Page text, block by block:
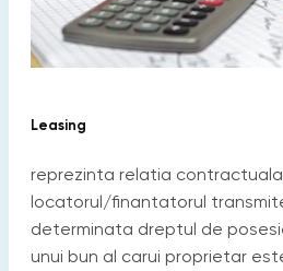
Leasing
reprezinta relatia
locatorul/finantatorul
determinata dreptul de
unui bun al carui proprietar